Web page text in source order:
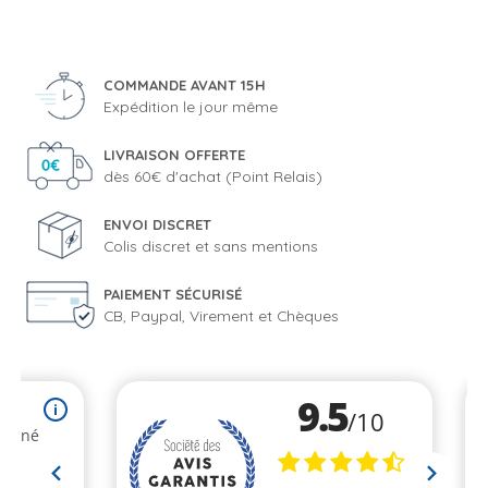
COMMANDE AVANT 15H
Expédition le jour même
LIVRAISON OFFERTE
dès 60€ d'achat (Point Relais)
ENVOI DISCRET
Colis discret et sans mentions
PAIEMENT SÉCURISÉ
CB, Paypal, Virement et Chèques